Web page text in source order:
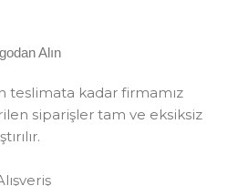
Alın
teslimata kadar firmamız
siparişler tam ve eksiksiz